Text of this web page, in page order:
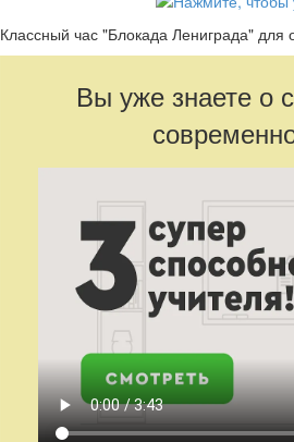
Классный час "Блокада Лениграда" для
Вы уже знаете о